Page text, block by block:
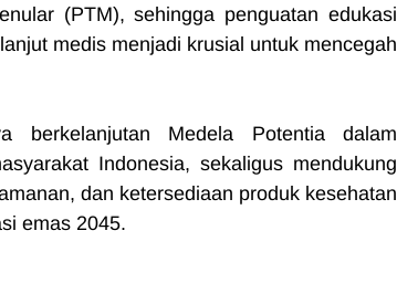
(PTM), sehingga penguatan edukasi
medis menjadi krusial untuk mencegah
berkelanjutan Medela Potentia dalam
Indonesia, sekaligus mendukung
dan ketersediaan produk kesehatan
emas 2045.